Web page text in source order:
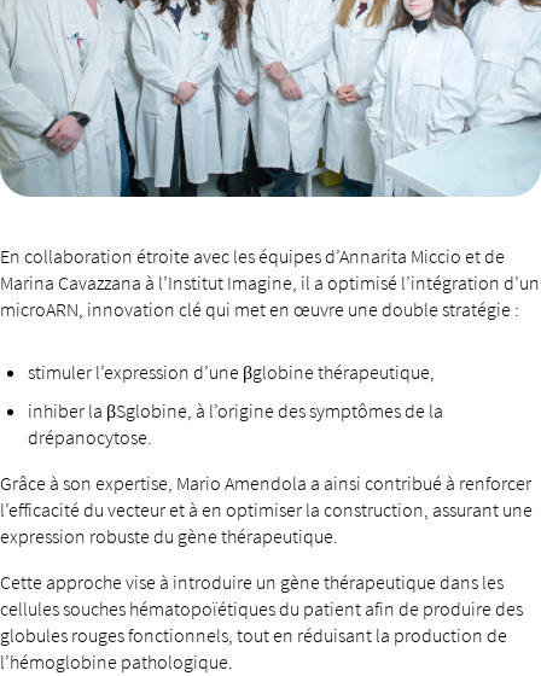
En collaboration étroite avec les équipes d’Annarita Miccio et de
Marina Cavazzana à l’Institut Imagine, il a optimisé l’intégration d’un
microARN, innovation clé qui met en œuvre une double stratégie :
stimuler l’expression d’une βglobine thérapeutique,
inhiber la βSglobine, à l’origine des symptômes de la
drépanocytose.
Grâce à son expertise, Mario Amendola a ainsi contribué à renforcer
l’efficacité du vecteur et à en optimiser la construction, assurant une
expression robuste du gène thérapeutique.
Cette approche vise à introduire un gène thérapeutique dans les
cellules souches hématopoïétiques du patient afin de produire des
globules rouges fonctionnels, tout en réduisant la production de
l’hémoglobine pathologique.